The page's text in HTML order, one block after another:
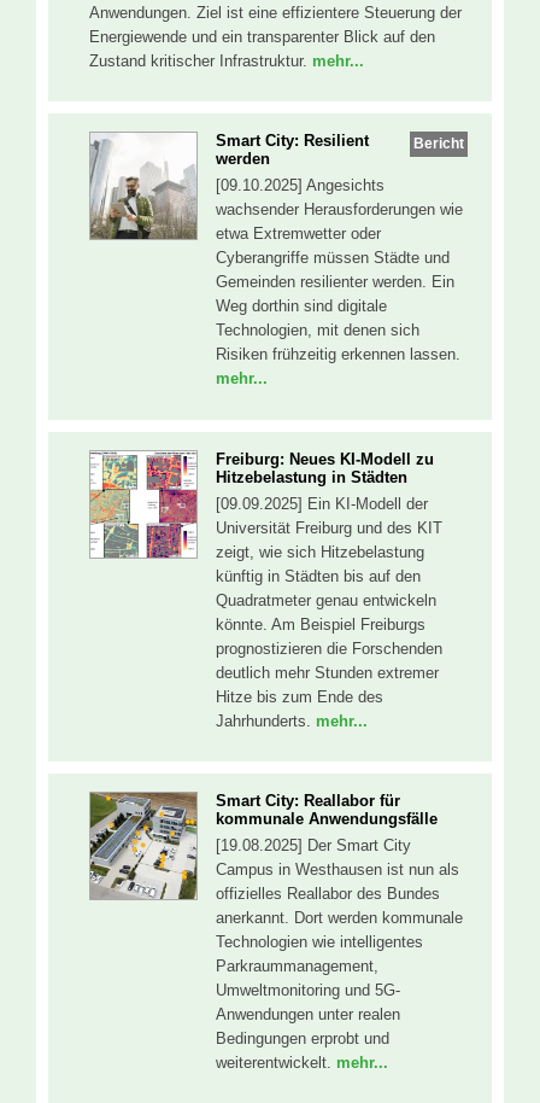
Anwendungen. Ziel ist eine effizientere Steuerung der
Energiewende und ein transparenter Blick auf den
Zustand kritischer Infrastruktur. mehr...
Bericht
Smart City: Resilient
werden
[09.10.2025] Angesichts
wachsender Herausforderungen wie
etwa Extremwetter oder
Cyberangriffe müssen Städte und
Gemeinden resilienter werden. Ein
Weg dorthin sind digitale
Technologien, mit denen sich
Risiken frühzeitig erkennen lassen.
mehr...
Freiburg: Neues KI-Modell zu
Hitzebelastung in Städten
[09.09.2025] Ein KI-Modell der
Universität Freiburg und des KIT
zeigt, wie sich Hitzebelastung
künftig in Städten bis auf den
Quadratmeter genau entwickeln
könnte. Am Beispiel Freiburgs
prognostizieren die Forschenden
deutlich mehr Stunden extremer
Hitze bis zum Ende des
Jahrhunderts. mehr...
Smart City: Reallabor für
kommunale Anwendungsfälle
[19.08.2025] Der Smart City
Campus in Westhausen ist nun als
offizielles Reallabor des Bundes
anerkannt. Dort werden kommunale
Technologien wie intelligentes
Parkraummanagement,
Umweltmonitoring und 5G-
Anwendungen unter realen
Bedingungen erprobt und
weiterentwickelt. mehr...